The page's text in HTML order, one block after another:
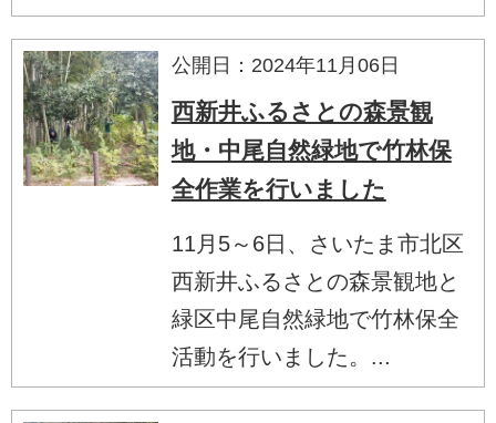
公開日：2024年11月06日
西新井ふるさとの森景観
地・中尾自然緑地で竹林保
全作業を行いました
11月5～6日、さいたま市北区
西新井ふるさとの森景観地と
緑区中尾自然緑地で竹林保全
活動を行いました。...